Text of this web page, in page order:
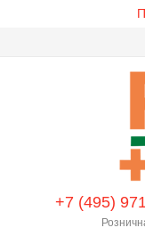
+7 (495)